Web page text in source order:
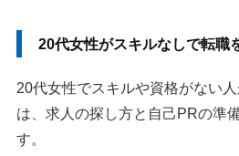
20代女性がスキルなしで転職
20代女性でスキルや資格がない
は、求人の探し方と自己PRの準
す。